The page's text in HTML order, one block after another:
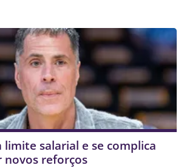
limite salarial e se complica
novos reforços